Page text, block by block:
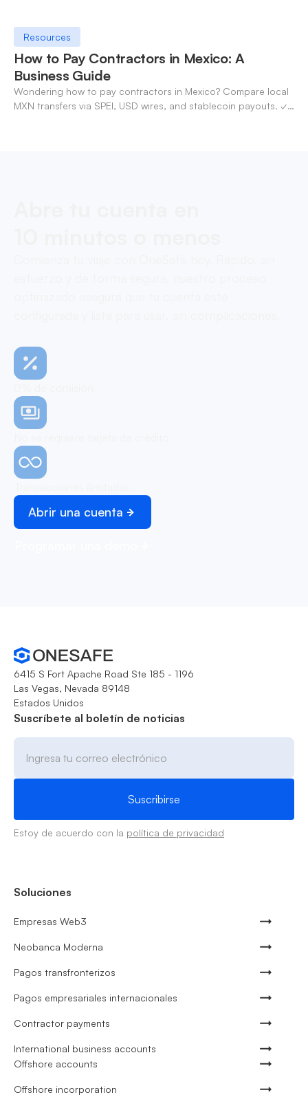
Resources
How to Pay Contractors in Mexico: A
Business Guide
Wondering how to pay contractors in Mexico? Compare local
MXN transfers via SPEI, USD wires, and stablecoin payouts. ✓
Abrir una cuenta
6415 S Fort Apache Road Ste 185 - 1196
Las Vegas, Nevada 89148
Estados Unidos
Suscríbete al boletín de noticias
Estoy de acuerdo con la política de privacidad
Soluciones
Empresas Web3
Neobanca Moderna
Pagos transfronterizos
Pagos empresariales internacionales
Contractor payments
International business accounts
Offshore accounts
Offshore incorporation